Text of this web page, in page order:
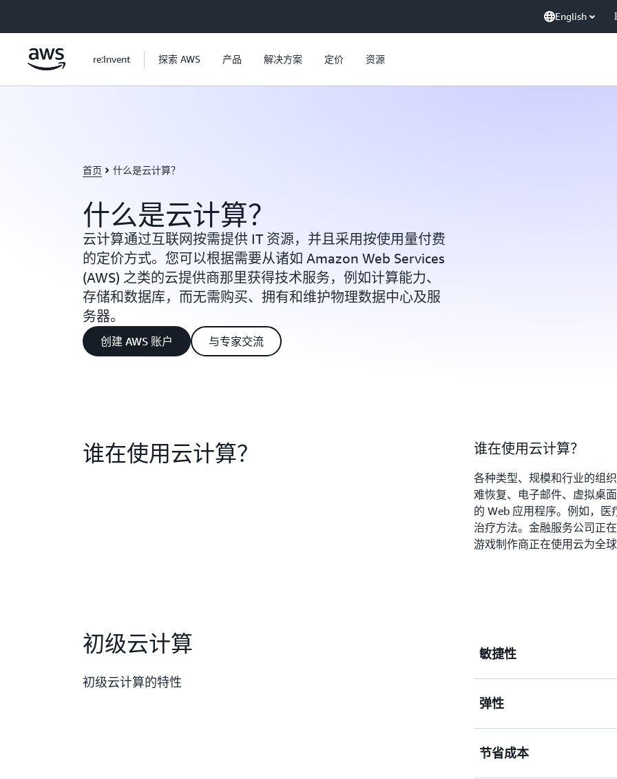
English
re:Invent 探索 AWS 产品 解决方案 定价 资源
首页 什么是云计算？
什么是云计算？
云计算通过互联网按需提供 IT 资源，并且采用按使用量付费
的定价方式。您可以根据需要从诸如 Amazon Web Services
(AWS) 之类的云提供商那里获得技术服务，例如计算能力、
存储和数据库，而无需购买、拥有和维护物理数据中心及服
务器。
创建 AWS 账户 与专家交流
谁在使用云计算？ 谁在使用云计算？
各种类型、规模和行业的组
难恢复、电子邮件、虚拟桌
的 Web 应用程序。例如，
治疗方法。金融服务公司正
游戏制作商正在使用云为全
初级云计算
初级云计算的特性
敏捷性
云使您可以轻松使用各种
您可以在几分钟内部署技
弹性
反，您可以根据实际需求
扩展或缩减这些资源，以
节省成本